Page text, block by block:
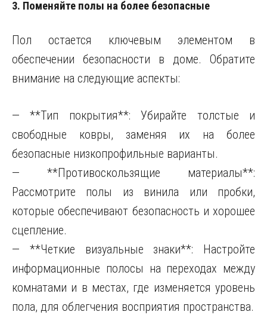
3. Поменяйте полы на более безопасные
Пол остается ключевым элементом в
обеспечении безопасности в доме. Обратите
внимание на следующие аспекты:
— **Тип покрытия**: Убирайте толстые и
свободные ковры, заменяя их на более
безопасные низкопрофильные варианты.
— **Противоскользящие материалы**:
Рассмотрите полы из винила или пробки,
которые обеспечивают безопасность и хорошее
сцепление.
— **Четкие визуальные знаки**: Настройте
информационные полосы на переходах между
комнатами и в местах, где изменяется уровень
пола, для облегчения восприятия пространства.